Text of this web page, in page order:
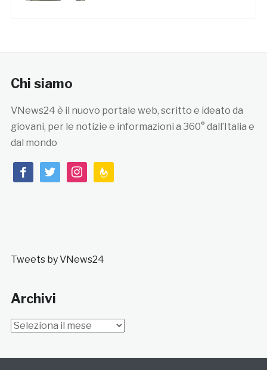
Chi siamo
VNews24 è il nuovo portale web, scritto e ideato da
giovani, per le notizie e informazioni a 360° dall’Italia e
dal mondo
facebooktwitterinstagramfeedburner
Tweets by VNews24
Archivi
Archivi